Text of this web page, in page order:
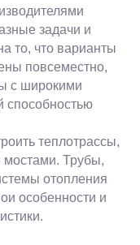
задачи и
то, что варианты
повсеместно,
с широкими
способностью
теплотрассы,
мостами. Трубы,
отопления
особенности и